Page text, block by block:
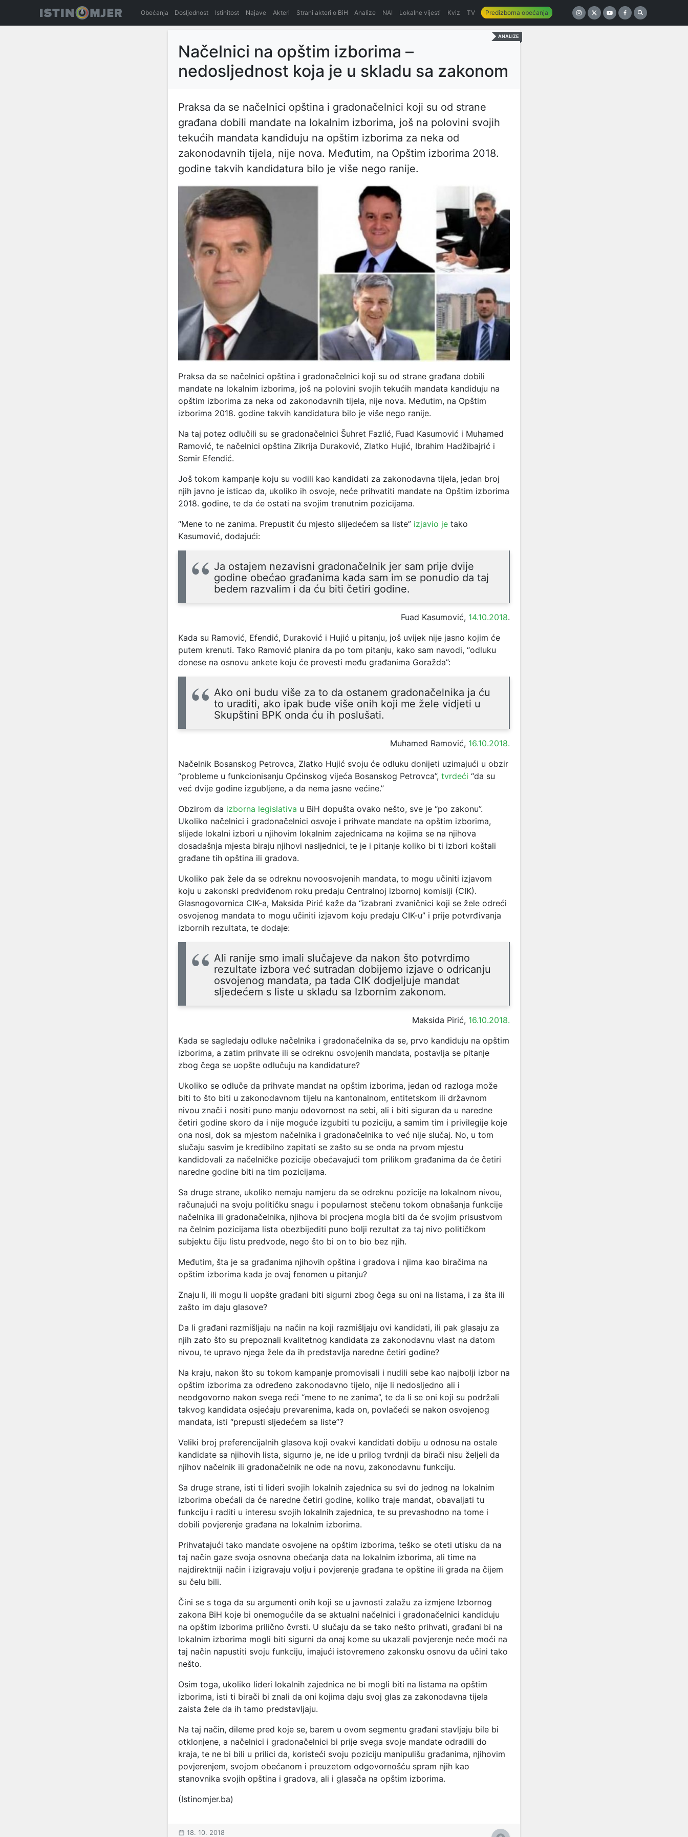
Obećanja Dosljednost Istinitost Najave Akteri Strani akteri o BiH Analize NAI Lokalne vijesti Kviz TV Predizborna obećanja
ANALIZE
Načelnici na opštim izborima –
nedosljednost koja je u skladu sa zakonom
Praksa da se načelnici opština i gradonačelnici koji su od strane
građana dobili mandate na lokalnim izborima, još na polovini svojih
tekućih mandata kandiduju na opštim izborima za neka od
zakonodavnih tijela, nije nova. Međutim, na Opštim izborima 2018.
godine takvih kandidatura bilo je više nego ranije.
Praksa da se načelnici opština i gradonačelnici koji su od strane građana dobili
mandate na lokalnim izborima, još na polovini svojih tekućih mandata kandiduju na
opštim izborima za neka od zakonodavnih tijela, nije nova. Međutim, na Opštim
izborima 2018. godine takvih kandidatura bilo je više nego ranije.
Na taj potez odlučili su se gradonačelnici Šuhret Fazlić, Fuad Kasumović i Muhamed
Ramović, te načelnici opština Zikrija Duraković, Zlatko Hujić, Ibrahim Hadžibajrić i
Semir Efendić.
Još tokom kampanje koju su vodili kao kandidati za zakonodavna tijela, jedan broj
njih javno je isticao da, ukoliko ih osvoje, neće prihvatiti mandate na Opštim izborima
2018. godine, te da će ostati na svojim trenutnim pozicijama.
“Mene to ne zanima. Prepustit ću mjesto slijedećem sa liste” izjavio je tako
Kasumović, dodajući:
Ja ostajem nezavisni gradonačelnik jer sam prije dvije
godine obećao građanima kada sam im se ponudio da taj
bedem razvalim i da ću biti četiri godine.
Fuad Kasumović, 14.10.2018.
Kada su Ramović, Efendić, Duraković i Hujić u pitanju, još uvijek nije jasno kojim će
putem krenuti. Tako Ramović planira da po tom pitanju, kako sam navodi, “odluku
donese na osnovu ankete koju će provesti među građanima Goražda”:
Ako oni budu više za to da ostanem gradonačelnika ja ću
to uraditi, ako ipak bude više onih koji me žele vidjeti u
Skupštini BPK onda ću ih poslušati.
Muhamed Ramović, 16.10.2018.
Načelnik Bosanskog Petrovca, Zlatko Hujić svoju će odluku donijeti uzimajući u obzir
“probleme u funkcionisanju Općinskog vijeća Bosanskog Petrovca”, tvrdeći “da su
već dvije godine izgubljene, a da nema jasne većine.”
Obzirom da izborna legislativa u BiH dopušta ovako nešto, sve je “po zakonu”.
Ukoliko načelnici i gradonačelnici osvoje i prihvate mandate na opštim izborima,
slijede lokalni izbori u njihovim lokalnim zajednicama na kojima se na njihova
dosadašnja mjesta biraju njihovi nasljednici, te je i pitanje koliko bi ti izbori koštali
građane tih opština ili gradova.
Ukoliko pak žele da se odreknu novoosvojenih mandata, to mogu učiniti izjavom
koju u zakonski predviđenom roku predaju Centralnoj izbornoj komisiji (CIK).
Glasnogovornica CIK-a, Maksida Pirić kaže da “izabrani zvaničnici koji se žele odreći
osvojenog mandata to mogu učiniti izjavom koju predaju CIK-u” i prije potvrđivanja
izbornih rezultata, te dodaje:
Ali ranije smo imali slučajeve da nakon što potvrdimo
rezultate izbora već sutradan dobijemo izjave o odricanju
osvojenog mandata, pa tada CIK dodjeljuje mandat
sljedećem s liste u skladu sa Izbornim zakonom.
Maksida Pirić, 16.10.2018.
Kada se sagledaju odluke načelnika i gradonačelnika da se, prvo kandiduju na opštim
izborima, a zatim prihvate ili se odreknu osvojenih mandata, postavlja se pitanje
zbog čega se uopšte odlučuju na kandidature?
Ukoliko se odluče da prihvate mandat na opštim izborima, jedan od razloga može
biti to što biti u zakonodavnom tijelu na kantonalnom, entitetskom ili državnom
nivou znači i nositi puno manju odovornost na sebi, ali i biti siguran da u naredne
četiri godine skoro da i nije moguće izgubiti tu poziciju, a samim tim i privilegije koje
ona nosi, dok sa mjestom načelnika i gradonačelnika to već nije slučaj. No, u tom
slučaju sasvim je kredibilno zapitati se zašto su se onda na prvom mjestu
kandidovali za načelničke pozicije obećavajući tom prilikom građanima da će četiri
naredne godine biti na tim pozicijama.
Sa druge strane, ukoliko nemaju namjeru da se odreknu pozicije na lokalnom nivou,
računajući na svoju političku snagu i popularnost stečenu tokom obnašanja funkcije
načelnika ili gradonačelnika, njihova bi procjena mogla biti da će svojim prisustvom
na čelnim pozicijama lista obezbijediti puno bolji rezultat za taj nivo političkom
subjektu čiju listu predvode, nego što bi on to bio bez njih.
Međutim, šta je sa građanima njihovih opština i gradova i njima kao biračima na
opštim izborima kada je ovaj fenomen u pitanju?
Znaju li, ili mogu li uopšte građani biti sigurni zbog čega su oni na listama, i za šta ili
zašto im daju glasove?
Da li građani razmišljaju na način na koji razmišljaju ovi kandidati, ili pak glasaju za
njih zato što su prepoznali kvalitetnog kandidata za zakonodavnu vlast na datom
nivou, te upravo njega žele da ih predstavlja naredne četiri godine?
Na kraju, nakon što su tokom kampanje promovisali i nudili sebe kao najbolji izbor na
opštim izborima za određeno zakonodavno tijelo, nije li nedosljedno ali i
neodgovorno nakon svega reći “mene to ne zanima”, te da li se oni koji su podržali
takvog kandidata osjećaju prevarenima, kada on, povlačeći se nakon osvojenog
mandata, isti “prepusti sljedećem sa liste”?
Veliki broj preferencijalnih glasova koji ovakvi kandidati dobiju u odnosu na ostale
kandidate sa njihovih lista, sigurno je, ne ide u prilog tvrdnji da birači nisu željeli da
njihov načelnik ili gradonačelnik ne ode na novu, zakonodavnu funkciju.
Sa druge strane, isti ti lideri svojih lokalnih zajednica su svi do jednog na lokalnim
izborima obećali da će naredne četiri godine, koliko traje mandat, obavaljati tu
funkciju i raditi u interesu svojih lokalnih zajednica, te su prevashodno na tome i
dobili povjerenje građana na lokalnim izborima.
Prihvatajući tako mandate osvojene na opštim izborima, teško se oteti utisku da na
taj način gaze svoja osnovna obećanja data na lokalnim izborima, ali time na
najdirektniji način i izigravaju volju i povjerenje građana te opštine ili grada na čijem
su čelu bili.
Čini se s toga da su argumenti onih koji se u javnosti zalažu za izmjene Izbornog
zakona BiH koje bi onemogućile da se aktualni načelnici i gradonačelnici kandiduju
na opštim izborima prilično čvrsti. U slučaju da se tako nešto prihvati, građani bi na
lokalnim izborima mogli biti sigurni da onaj kome su ukazali povjerenje neće moći na
taj način napustiti svoju funkciju, imajući istovremeno zakonsku osnovu da učini tako
nešto.
Osim toga, ukoliko lideri lokalnih zajednica ne bi mogli biti na listama na opštim
izborima, isti ti birači bi znali da oni kojima daju svoj glas za zakonodavna tijela
zaista žele da ih tamo predstavljaju.
Na taj način, dileme pred koje se, barem u ovom segmentu građani stavljaju bile bi
otklonjene, a načelnici i gradonačelnici bi prije svega svoje mandate odradili do
kraja, te ne bi bili u prilici da, koristeći svoju poziciju manipulišu građanima, njihovim
povjerenjem, svojom obećanom i preuzetom odgovornošću spram njih kao
stanovnika svojih opština i gradova, ali i glasača na opštim izborima.
(Istinomjer.ba)
18. 10. 2018